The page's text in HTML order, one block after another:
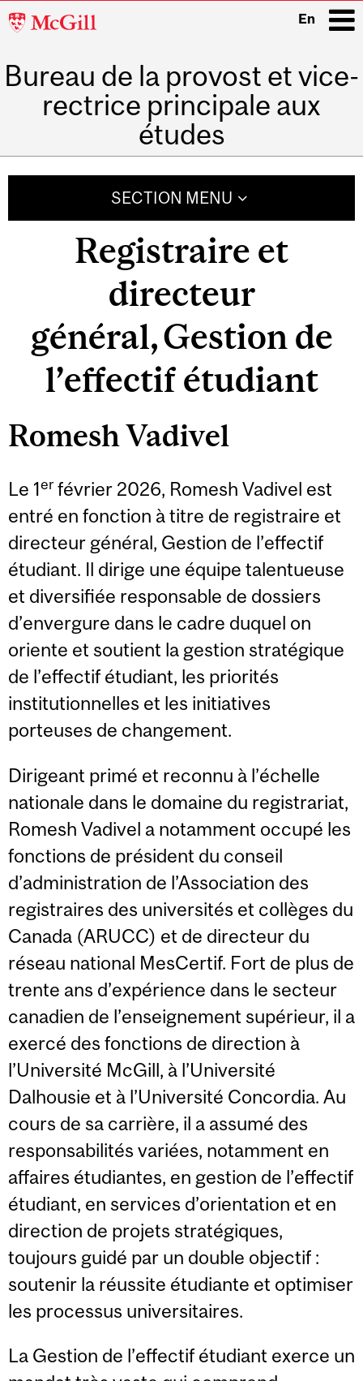
McGill
En
Bureau de la provost et vice-
rectrice principale aux
études
i
SECTION MENU
Registraire et
directeur
général, Gestion de
l’effectif étudiant
Romesh Vadivel
Le 1erfévrier 2026, Romesh Vadivel est
entré en fonction à titre de registraire et
directeur général, Gestion de l’effectif
étudiant. Il dirige une équipe talentueuse
et diversifiée responsable de dossiers
d’envergure dans le cadre duquel on
oriente et soutient la gestion stratégique
de l’effectif étudiant, les priorités
institutionnelles et les initiatives
porteuses de changement.
Dirigeant primé et reconnu à l’échelle
nationale dans le domaine du registrariat,
Romesh Vadivel a notamment occupé les
fonctions de président du conseil
d’administration de l’Association des
registraires des universités et collèges du
Canada (ARUCC) et de directeur du
réseau national MesCertif. Fort de plus de
trente ans d’expérience dans le secteur
canadien de l’enseignement supérieur, il a
exercé des fonctions de direction à
l’Université McGill, à l’Université
Dalhousie et à l’Université Concordia. Au
cours de sa carrière, il a assumé des
responsabilités variées, notamment en
affaires étudiantes, en gestion de l’effectif
étudiant, en services d’orientation et en
direction de projets stratégiques,
toujours guidé par un double objectif :
soutenir la réussite étudiante et optimiser
les processus universitaires.
La Gestion de l’effectif étudiant exerce un